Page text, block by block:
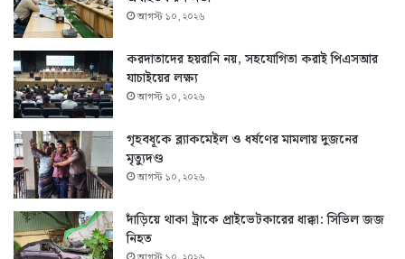
আগস্ট ১০, ২০২৬
করদাতাদের হয়রানি নয়, সহযোগিতা করাই পিএসআর
যাচাইয়ের লক্ষ্য
আগস্ট ১০, ২০২৬
গৃহবধূকে ব্ল্যাকমেইল ও ধর্ষণের মামলায় দুজনের
মৃত্যুদণ্ড
আগস্ট ১০, ২০২৬
দাঁড়িয়ে থাকা ট্রাকে প্রাইভেটকারের ধাক্কা: সিভিল জজ
নিহত